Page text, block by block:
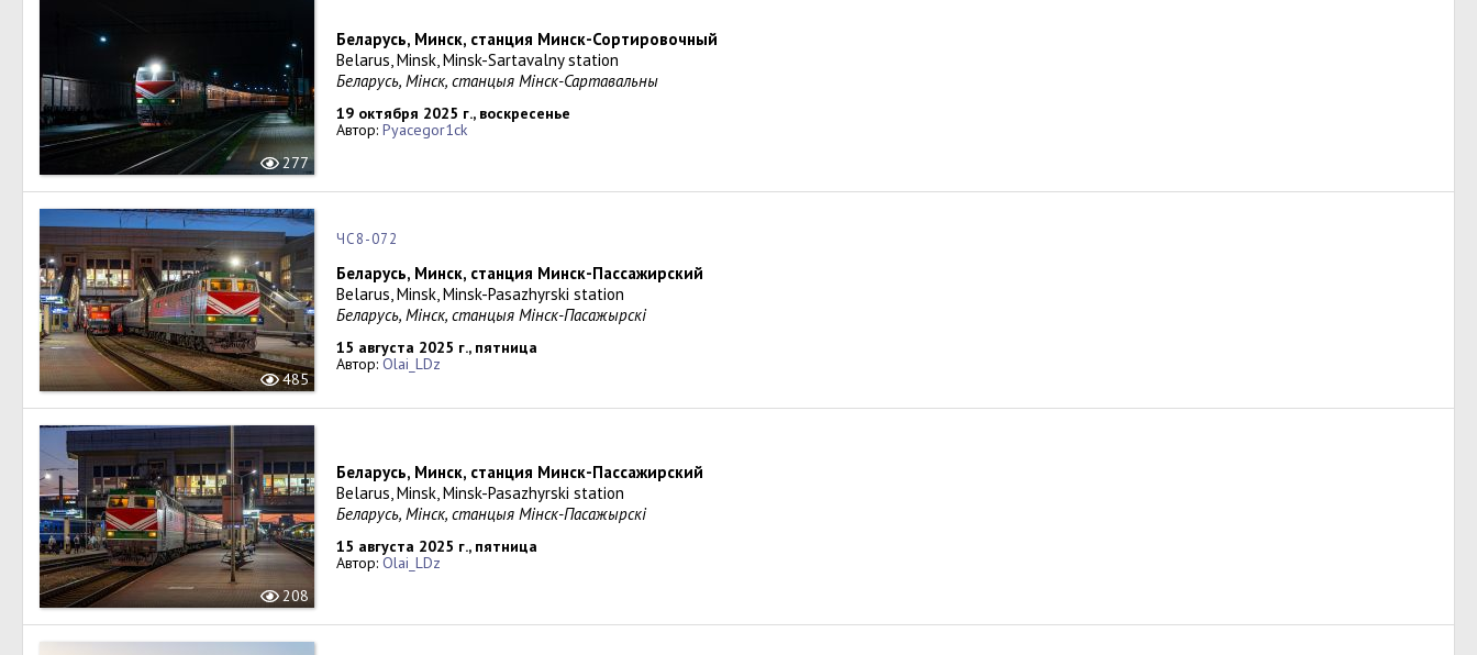
277
Беларусь, Минск, станция Минск-Сортировочный
Belarus, Minsk, Minsk-Sartavalny station
Беларусь, Мінск, станцыя Мінск-Сартавальны
19 октября 2025 г., воскресенье
Автор: Pyacegor1ck
485
ЧС8-072
Беларусь, Минск, станция Минск-Пассажирский
Belarus, Minsk, Minsk-Pasazhyrski station
Беларусь, Мiнск, станцыя Мінск-Пасажырскi
15 августа 2025 г., пятница
Автор: Olai_LDz
208
Беларусь, Минск, станция Минск-Пассажирский
Belarus, Minsk, Minsk-Pasazhyrski station
Беларусь, Мiнск, станцыя Мінск-Пасажырскi
15 августа 2025 г., пятница
Автор: Olai_LDz